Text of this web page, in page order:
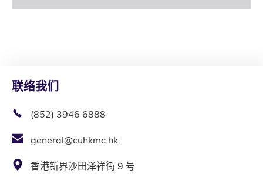
联络我们
(852) 3946 6888
general@cuhkmc.hk
香港新界沙田泽祥街 9 号